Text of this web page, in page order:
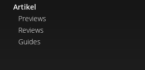
Artikel
Previews
Reviews
Guides